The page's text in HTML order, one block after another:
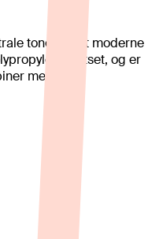
toner og et moderne
heatset, og er
med et